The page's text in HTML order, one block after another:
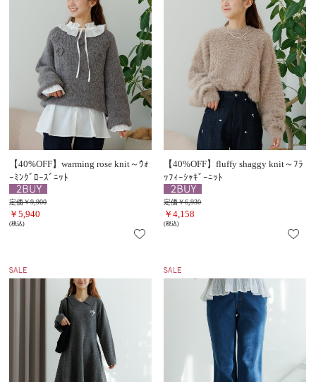
【40%OFF】warming rose knit～ｳｫ
ｰﾐﾝｸﾞﾛｰｽﾞﾆｯﾄ
定価￥9,900
￥5,940
(税込)
【40%OFF】fluffy shaggy knit～ﾌﾗ
ｯﾌｨｰｼｬｷﾞｰﾆｯﾄ
定価￥6,930
￥4,158
(税込)